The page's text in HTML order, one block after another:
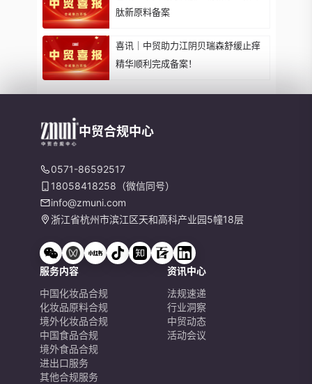
肽新原料备案
喜讯｜中贸助力江阴贝瑞森舒缓止痒
精华顺利完成备案！
中贸合规中心
0571-86592517
18058418258（微信同号）
info@zmuni.com
浙江省杭州市滨江区天和高科产业园5幢18层
服务内容
中国化妆品合规
化妆品原料合规
境外化妆品合规
中国食品合规
境外食品合规
进出口服务
其他合规服务
资讯中心
法规速递
行业洞察
中贸动态
活动会议